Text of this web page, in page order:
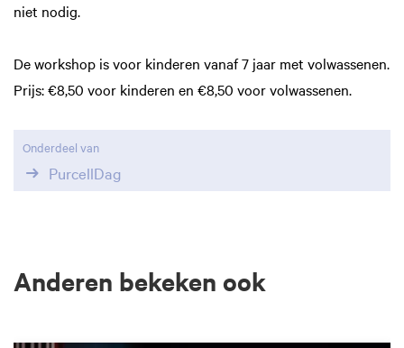
niet nodig.
De workshop is voor kinderen vanaf 7 jaar met volwassenen.
Prijs: €8,50 voor kinderen en €8,50 voor volwassenen.
Onderdeel van
PurcellDag
Anderen bekeken ook